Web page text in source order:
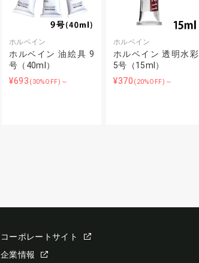
ホルベイン
ホルベイン 油絵具 9
号（40ml）
¥693 (30%OFF)～
ホルベイン
ホルベイン 透明水彩
5号（15ml）
¥370 (20%OFF)～
コーポレートサイト
企業情報